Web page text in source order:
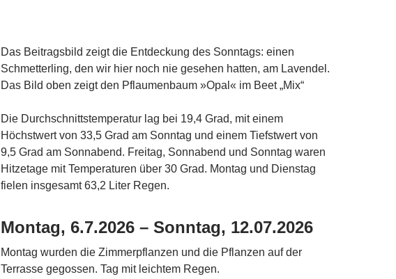
Das Beitragsbild zeigt die Entdeckung des Sonntags: einen
Schmetterling, den wir hier noch nie gesehen hatten, am Lavendel.
Das Bild oben zeigt den Pflaumenbaum »Opal« im Beet „Mix“
Die Durchschnittstemperatur lag bei 19,4 Grad, mit einem
Höchstwert von 33,5 Grad am Sonntag und einem Tiefstwert von
9,5 Grad am Sonnabend. Freitag, Sonnabend und Sonntag waren
Hitzetage mit Temperaturen über 30 Grad. Montag und Dienstag
fielen insgesamt 63,2 Liter Regen.
Montag, 6.7.2026 – Sonntag, 12.07.2026
Montag wurden die Zimmerpflanzen und die Pflanzen auf der
Terrasse gegossen. Tag mit leichtem Regen.